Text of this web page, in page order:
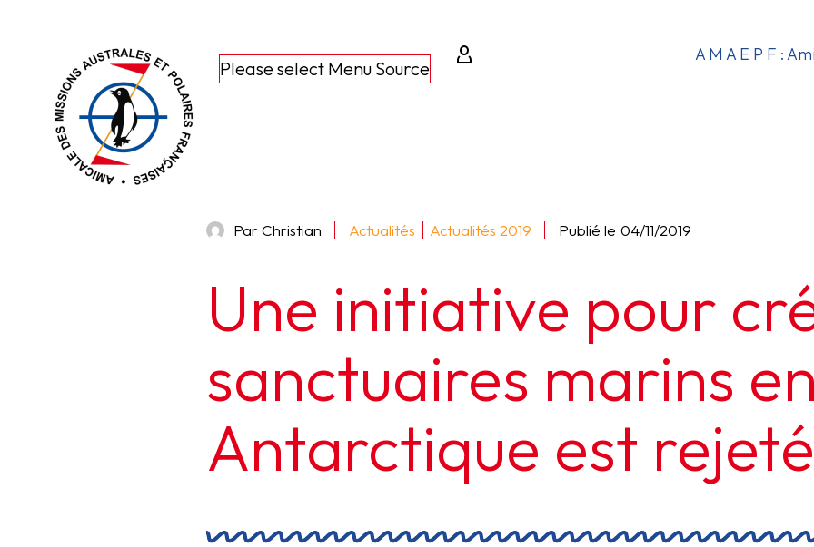
Please select Menu Source
A M A E P F :
Par Christian Actualités Actualités 2019 Publié le 04/11/2019
Une initiative pour
sanctuaires marins
Antarctique est